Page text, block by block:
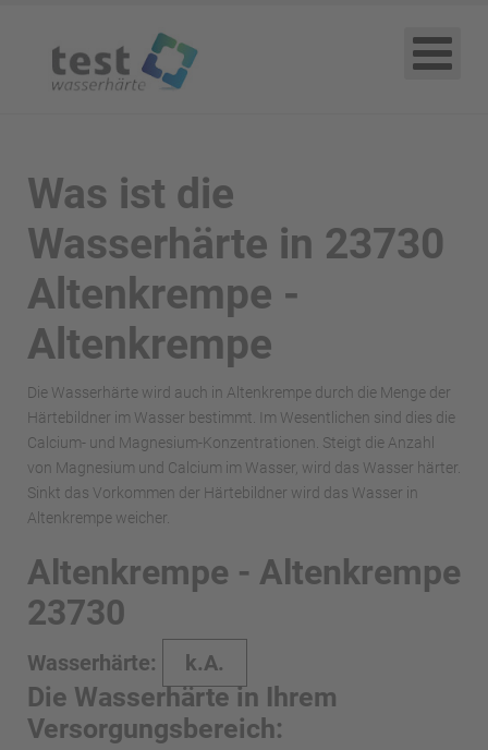
Was ist die
Wasserhärte in 23730
Altenkrempe -
Altenkrempe
Die Wasserhärte wird auch in Altenkrempe durch die Menge der
Härtebildner im Wasser bestimmt. Im Wesentlichen sind dies die
Calcium- und Magnesium-Konzentrationen. Steigt die Anzahl
von Magnesium und Calcium im Wasser, wird das Wasser härter.
Sinkt das Vorkommen der Härtebildner wird das Wasser in
Altenkrempe weicher.
Altenkrempe - Altenkrempe
23730
Wasserhärte: k.A.
Die Wasserhärte in Ihrem
Versorgungsbereich: